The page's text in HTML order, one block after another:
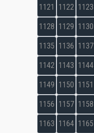
1121 1122 1123
1128 1129 1130
1135 1136 1137
1142 1143 1144
1149 1150 1151
1156 1157 1158
1163 1164 1165